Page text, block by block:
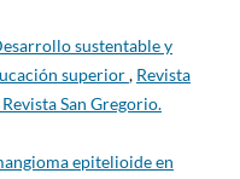
sustentable y
superior, Revista
San Gregorio.
epitelioide en